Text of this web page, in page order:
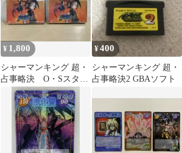
¥ 1,800
シャーマンキング 超・
占事略決 O・Sスター
ター 2箱 未開封品
¥400
シャーマンキング 超・
占事略決2 GBAソフト